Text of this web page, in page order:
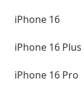
iPhone 16
iPhone 16 Plus
iPhone 16 Pro